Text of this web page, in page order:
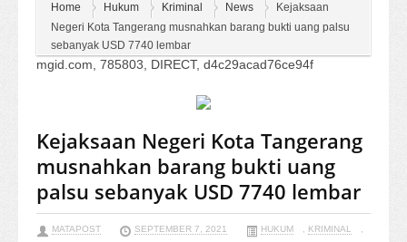
Home Hukum Kriminal News
Kejaksaan
Negeri Kota Tangerang musnahkan barang bukti uang palsu
sebanyak USD 7740 lembar
mgid.com, 785803, DIRECT, d4c29acad76ce94f
Kejaksaan Negeri Kota Tangerang
musnahkan barang bukti uang
palsu sebanyak USD 7740 lembar
MATAPOST SEPTEMBER 7, 2021 HUKUM , KRIMINAL
,